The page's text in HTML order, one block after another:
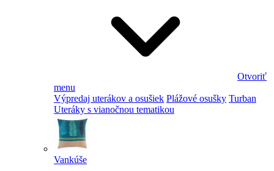
Otvoriť
menu
Výpredaj uterákov a osušiek Plážové osušky Turban
Uteráky s vianočnou tematikou
Vankúše